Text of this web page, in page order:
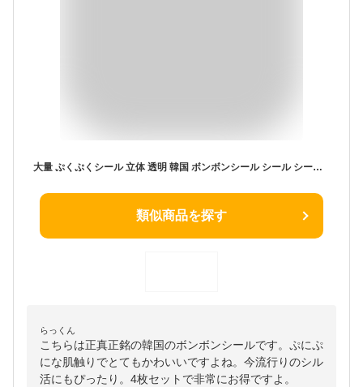
大量 ぷくぷくシール 立体 透明 韓国 ボンボンシール シール シール ボンボン ドロップシール 3D立体シール 4枚入り ご褒美シール ぷにぷに ぷくぷく キャラクターシール 女の子 男の子 シール帳 交換
類似商品を探す
らっくん
こちらは正真正銘の韓国のボンボンシールです。ぷにぷ
にな肌触りでとてもかわいいですよね。今流行りのシル
活にもぴったり。4枚セットで非常にお得ですよ。